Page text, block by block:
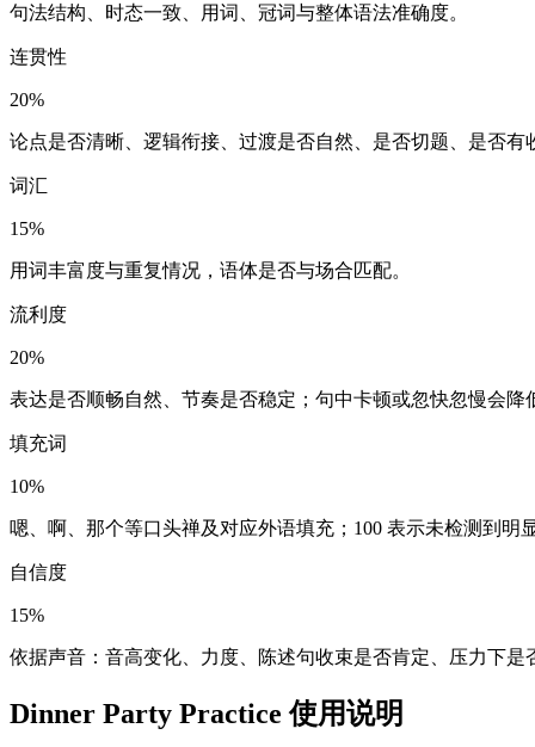
句法结构、时态一致、用词、冠词与整体语法准确度。
连贯性
20%
论点是否清晰、逻辑衔接、过渡是否自然、是否切题、是否有
词汇
15%
用词丰富度与重复情况，语体是否与场合匹配。
流利度
20%
表达是否顺畅自然、节奏是否稳定；句中卡顿或忽快忽慢会降
填充词
10%
嗯、啊、那个等口头禅及对应外语填充；100 表示未检测到明
自信度
15%
依据声音：音高变化、力度、陈述句收束是否肯定、压力下是
Dinner Party Practice 使用说明